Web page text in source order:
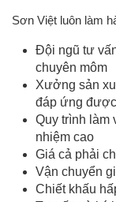
Sơn Việt luôn làm
Đội ngũ tư
chuyên môm
Xưởng sản
đáp ứng
Quy trình làm
nhiệm cao
Giá cả phải
Vận chuyển
Chiết khấu